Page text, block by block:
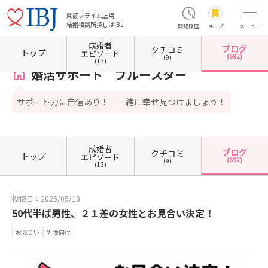
東証プライム上場
結婚相談所探しはIBJ
閲覧履歴 キープ メニュー
ホーム 兵庫県の結婚相談所 兵庫県神戸市 兵庫県神戸市東灘区 婚活サポート ブル
婚活サポート ブルースター
サポート力に自信あり！ 一緒に幸せ見つけましょう！
トップ
成婚者
エピソード
(13)
クチコミ
(9)
ブログ
(692)
トップ
成婚者
エピソード
(13)
クチコミ
(9)
ブログ
(692)
投稿日：2025/05/18
50代半ば男性、２１差の女性とお見合い決定！
お見合い 男性向け